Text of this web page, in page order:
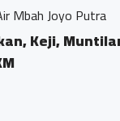
Mbah Joyo Putra
Keji,